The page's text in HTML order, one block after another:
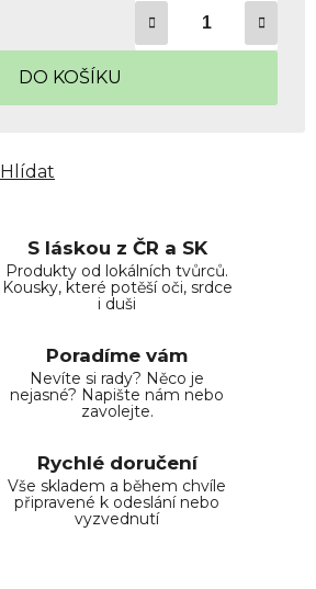
DO KOŠÍKU
Hlídat
S láskou z ČR a SK
Produkty od lokálních tvůrců.
Kousky, které potěší oči, srdce
i duši
Poradíme vám
Nevíte si rady? Něco je
nejasné? Napište nám nebo
zavolejte.
Rychlé doručení
Vše skladem a během chvíle
připravené k odeslání nebo
vyzvednutí